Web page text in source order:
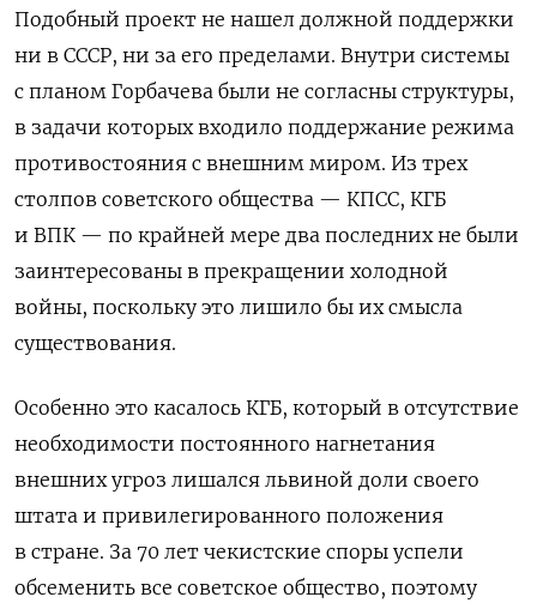
Подобный проект не нашел должной поддержки
ни в СССР, ни за его пределами. Внутри системы
с планом Горбачева были не согласны структуры,
в задачи которых входило поддержание режима
противостояния с внешним миром. Из трех
столпов советского общества — КПСС, КГБ
и ВПК — по крайней мере два последних не были
заинтересованы в прекращении холодной
войны, поскольку это лишило бы их смысла
существования.
Особенно это касалось КГБ, который в отсутствие
необходимости постоянного нагнетания
внешних угроз лишался львиной доли своего
штата и привилегированного положения
в стране. За 70 лет чекистские споры успели
обсеменить все советское общество, поэтому